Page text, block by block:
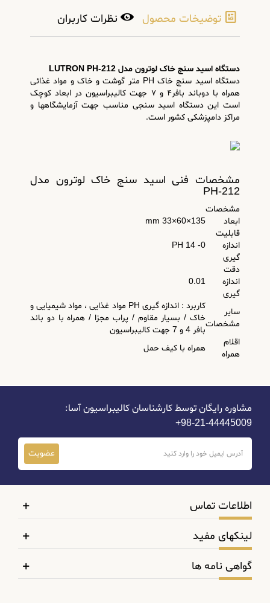
توضیخات محصول نظرات کاربران
دستگاه اسید سنج خاک لوترون مدل LUTRON PH-212
دستگاه اسید سنج خاک PH متر گوشت و خاک و مواد غذائی
همراه با دوباند بافر۴ و ۷ جهت کالیبراسیون در ابعاد کوچک
است این دستگاه اسید سنجی مناسب جهت آزمایشگاهها و
مراکز دامپزشکی کشور است.
مشخصات فنی اسید سنج خاک لوترون مدل
PH-212
مشخصات
ابعاد
135×60×33 mm
قابلیت
اندازه
گیری
0- 14 PH
دقت
اندازه
گیری
0.01
سایر
مشخصات
کاربرد : اندازه گیری PH مواد غذایی ، مواد شیمیایی و
خاک / بسیار مقاوم / پراب مجزا / همراه با دو باند
بافر 4 و 7 جهت کالیبراسیون
اقلام
همراه
همراه با کیف حمل
مشاوره رایگان توسط کارشناسان کالیبراسیون آسا:
44445009-21-98+
عضویت
اطلاعات تماس
لینکهای مفید
گواهی نامه ها